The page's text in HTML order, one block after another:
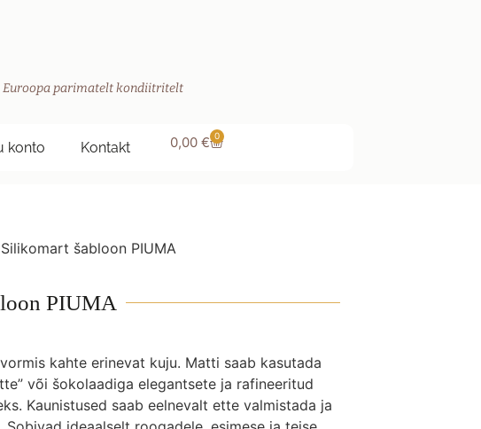
Euroopa parimatelt kondiitritelt
konto Kontakt 0,00 € 0
šabloon PIUMA
PIUMA
kahte erinevat kuju. Matti saab kasutada
või šokolaadiga elegantsete ja rafineeritud
Kaunistused saab eelnevalt ette valmistada ja